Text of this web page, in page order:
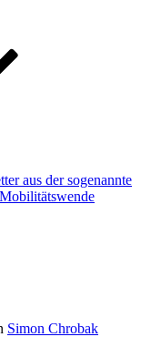
aus der sogenannte
Simon Chrobak